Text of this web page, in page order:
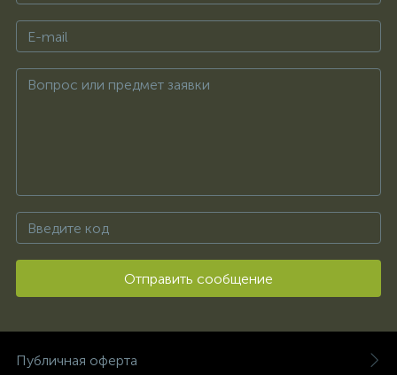
Отправить сообщение
Публичная оферта